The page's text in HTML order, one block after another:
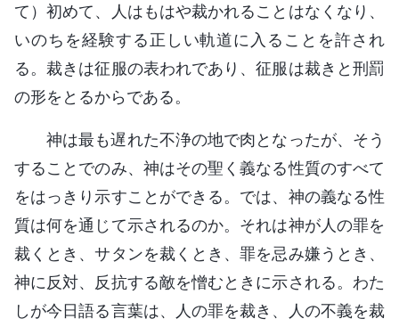
て）初めて、人はもはや裁かれることはなくなり、
いのちを経験する正しい軌道に入ることを許され
る。裁きは征服の表われであり、征服は裁きと刑罰
の形をとるからである。
神は最も遅れた不浄の地で肉となったが、そう
することでのみ、神はその聖く義なる性質のすべて
をはっきり示すことができる。では、神の義なる性
質は何を通じて示されるのか。それは神が人の罪を
裁くとき、サタンを裁くとき、罪を忌み嫌うとき、
神に反対、反抗する敵を憎むときに示される。わた
しが今日語る言葉は、人の罪を裁き、人の不義を裁